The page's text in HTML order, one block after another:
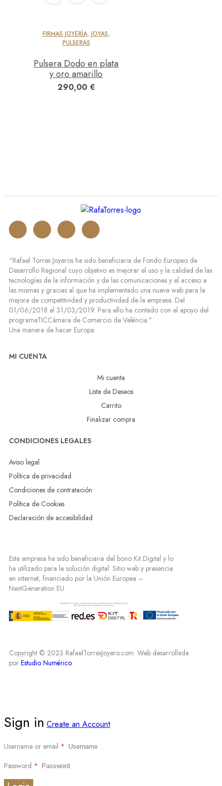
FIRMAS JOYERÍA, JOYAS,
PULSERAS
Pulsera Dodo en plata
y oro amarillo
290,00 €
“Rafael Torres Joyeros ha sido beneficiaria de Fondo Europeo de
Desarrollo Regional cuyo objetivo es mejorar el uso y la calidad de las
tecnologías de la información y de las comunicaciones y el acceso a
las mismas y gracias al que ha implementado una nueva web para la
mejora de competitividad y productividad de la empresa. Del
01/06/2018 al 31/03/2019. Para ello ha contado con el apoyo del
programaTICCámara de Comercio de Valéncia.”
Una manera de hacer Europa.
MI CUENTA
Mi cuenta
Lista de Deseos
Carrito
Finalizar compra
CONDICIONES LEGALES
Aviso legal
Política de privacidad
Condiciones de contratación
Política de Cookies
Declaración de accesibilidad
Esta empresa ha sido beneficiaria del bono Kit Digital y lo
ha utilizado para la solución digital: Sitio web y presencia
en internet, financiado por la Unión Europea –
NextGeneration EU
Copyright © 2023 RafaelTorresJoyero.com. Web desarrollada
por Estudio Numérico
Sign in Create an Account
Username or email *
Password *